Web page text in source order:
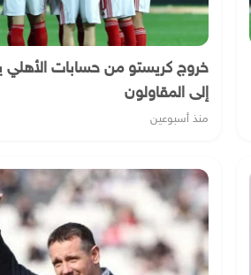
خروج كريستو من حسابات الأهلي
إلى المقاولون
منذ أسبوعين